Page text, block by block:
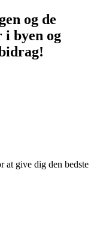
og de
byen og
at give dig den bedste